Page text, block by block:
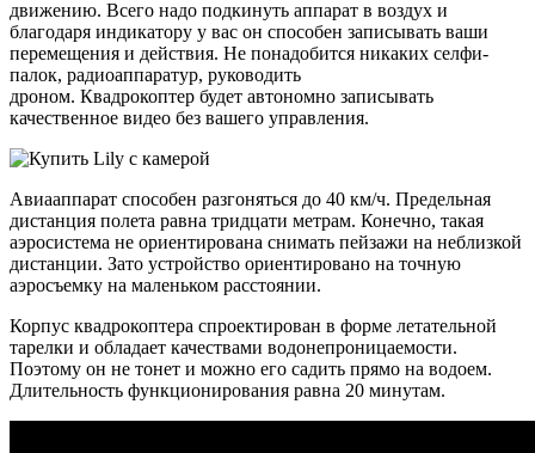
движению. Всего надо подкинуть аппарат в воздух и
благодаря индикатору у вас он способен записывать ваши
перемещения и действия. Не понадобится никаких селфи-
палок, радиоаппаратур, руководить
дроном. Квадрокоптер будет автономно записывать
качественное видео без вашего управления.
Авиааппарат способен разгоняться до 40 км/ч. Предельная
дистанция полета равна тридцати метрам. Конечно, такая
аэросистема не ориентирована снимать пейзажи на неблизкой
дистанции. Зато устройство ориентировано на точную
аэросъемку на маленьком расстоянии.
Корпус квадрокоптера спроектирован в форме летательной
тарелки и обладает качествами водонепроницаемости.
Поэтому он не тонет и можно его садить прямо на водоем.
Длительность функционирования равна 20 минутам.